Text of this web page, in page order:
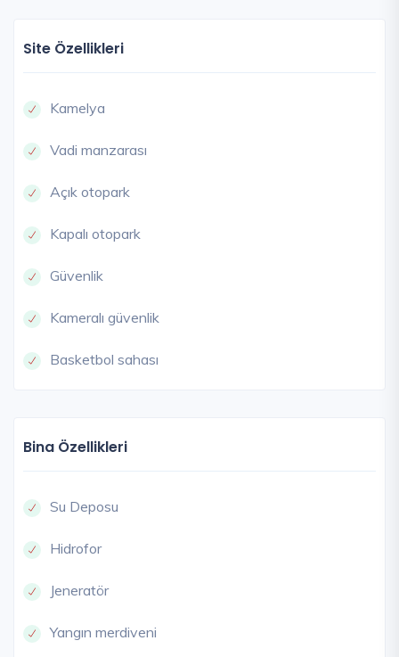
Site Özellikleri
Kamelya
Vadi manzarası
Açık otopark
Kapalı otopark
Güvenlik
Kameralı güvenlik
Basketbol sahası
Bina Özellikleri
Su Deposu
Hidrofor
Jeneratör
Yangın merdiveni